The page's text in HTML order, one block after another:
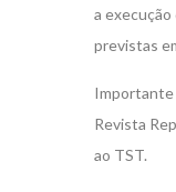
a
previstas
Importante
Revista
ao TST.